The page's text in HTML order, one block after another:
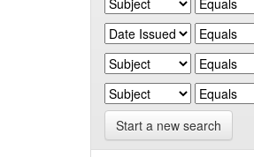
Start a new search